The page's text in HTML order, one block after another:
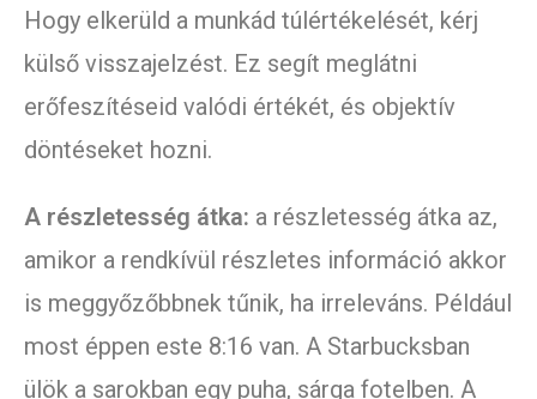
Hogy elkerüld a munkád túlértékelését, kérj
külső visszajelzést. Ez segít meglátni
erőfeszítéseid valódi értékét, és objektív
döntéseket hozni.
A részletesség átka: a részletesség átka az,
amikor a rendkívül részletes információ akkor
is meggyőzőbbnek tűnik, ha irreleváns. Például
most éppen este 8:16 van. A Starbucksban
ülök a sarokban egy puha, sárga fotelben. A